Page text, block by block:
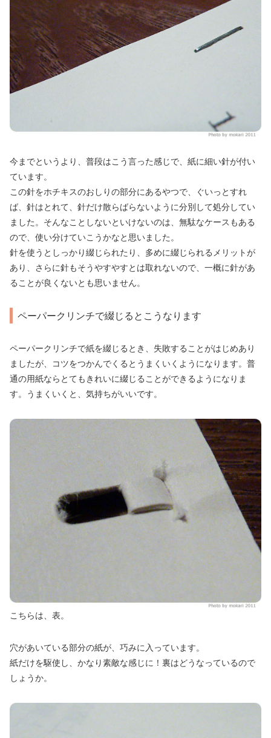
今までというより、普段はこう言った感じで、紙に細い針が付い
ています。
この針をホチキスのおしりの部分にあるやつで、ぐいっとすれ
ば、針はとれて、針だけ散らばらないように分別して処分してい
ました。そんなことしないといけないのは、無駄なケースもある
ので、使い分けていこうかなと思いました。
針を使うとしっかり綴じられたり、多めに綴じられるメリットが
あり、さらに針もそうやすやすとは取れないので、一概に針があ
ることが良くないとも思いません。
ペーパークリンチで綴じるとこうなります
ペーパークリンチで紙を綴じるとき、失敗することがはじめあり
ましたが、コツをつかんでくるとうまくいくようになります。普
通の用紙ならとてもきれいに綴じることができるようになりま
す。うまくいくと、気持ちがいいです。
こちらは、表。
穴があいている部分の紙が、巧みに入っています。
紙だけを駆使し、かなり素敵な感じに！裏はどうなっているので
しょうか。